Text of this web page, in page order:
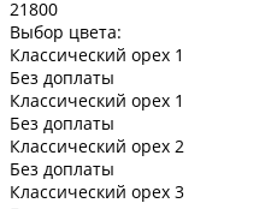
21800
Выбор цвета:
Классический орех 1
Без доплаты
Классический орех 1
Без доплаты
Классический орех 2
Без доплаты
Классический орех 3